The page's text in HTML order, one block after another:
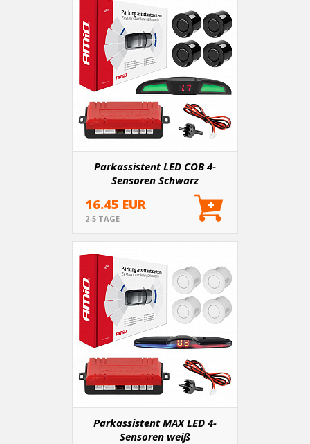
Parkassistent LED COB 4-
Sensoren Schwarz
16.45 EUR
2-5 TAGE
Parkassistent MAX LED 4-
Sensoren weiß